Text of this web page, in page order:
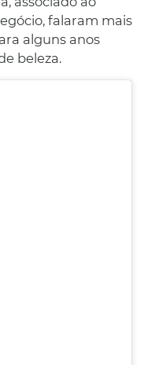
falaram mais
alguns anos
beleza.